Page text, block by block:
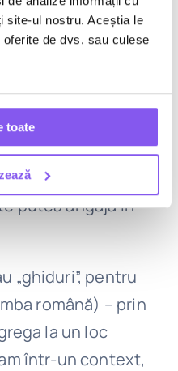
site-ul nostru. Aceștia le
de dvs. sau culese
toate
pot crea
ul lor. Acestea
astfel încât,
de chat în
să schimbi pe
putea angaja în
„ghiduri”, pentru
română) – prin
la un loc
într-un context,